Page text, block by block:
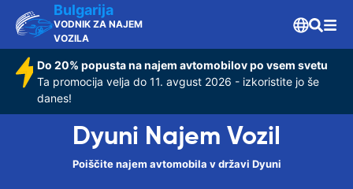
Bulgarija
VODNIK ZA NAJEM
VOZILA
Do 20% popusta na najem avtomobilov po vsem svetu
Ta promocija velja do 11. avgust 2026 - izkoristite jo še
danes!
Dyuni Najem Vozil
Poiščite najem avtomobila v državi Dyuni